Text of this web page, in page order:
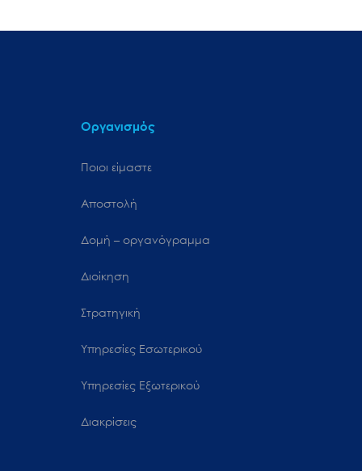
Οργανισμός
Ποιοι είμαστε
Αποστολή
Δομή – οργανόγραμμα
Διοίκηση
Στρατηγική
Υπηρεσίες Εσωτερικού
Υπηρεσίες Εξωτερικού
Διακρίσεις